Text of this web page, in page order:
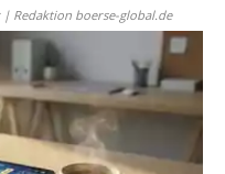
| Redaktion boerse-global.de